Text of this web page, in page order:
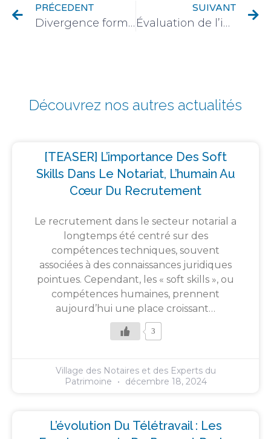
PRÉCEDENT
Divergence formelle sur un testament privé : une proposition de conciliation entre le droit français et le droit brésilien
SUIVANT
Évaluation de l’impact de l’érosion côtière sur le patrimoine bâti public et privé français
Découvrez nos autres actualités
[TEASER] L’importance Des Soft
Skills Dans Le Notariat, L’humain Au
Cœur Du Recrutement
Le recrutement dans le secteur notarial a
longtemps été centré sur des
compétences techniques, souvent
associées à des connaissances juridiques
pointues. Cependant, les « soft skills », ou
compétences humaines, prennent
aujourd’hui une place croissant…
3
Village des Notaires et des Experts du
Patrimoine
décembre 18, 2024
L’évolution Du Télétravail : Les